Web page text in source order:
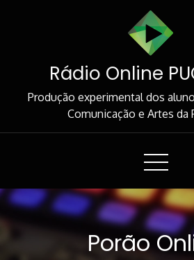
Rádio Online
Produção experimental dos
Comunicação e Artes da
Porão